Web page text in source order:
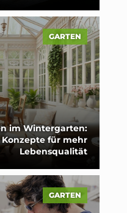
GARTEN
im Wintergarten:
Konzepte für mehr
Lebensqualität
GARTEN